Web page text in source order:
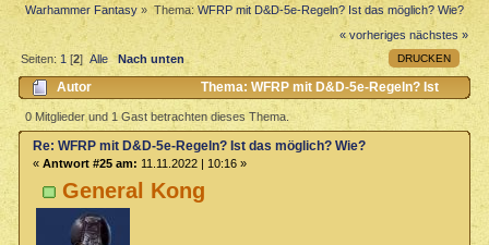
Warhammer Fantasy » Thema: WFRP mit D&D-5e-Regeln? Ist das möglich? Wie?
« vorheriges nächstes »
DRUCKEN
Seiten:1[2]Alle Nach unten
Autor
Thema: WFRP mit D&D-5e-Regeln? Ist
das möglich? Wie? (Gelesen 6564 mal)
0 Mitglieder und 1 Gast betrachten dieses Thema.
General Kong
Re: WFRP mit D&D-5e-Regeln? Ist das möglich? Wie?
« Antwort #25 am: 11.11.2022 | 10:16 »